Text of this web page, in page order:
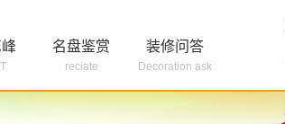
名盘鉴赏
reciate
装修问答
Decoration ask